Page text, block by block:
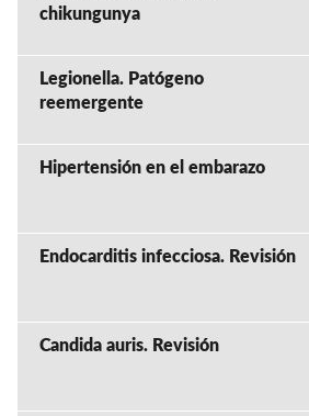
chikungunya
Legionella. Patógeno
reemergente
Hipertensión en el embarazo
Endocarditis infecciosa. Revisión
Candida auris. Revisión